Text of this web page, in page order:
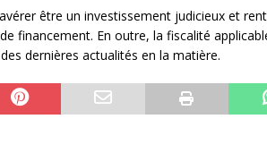
être un investissement judicieux et
financement. En outre, la fiscalité
dernières actualités en la matière.